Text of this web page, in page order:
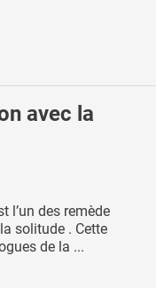
avec la
l’un des remède
solitude . Cette
de la ...